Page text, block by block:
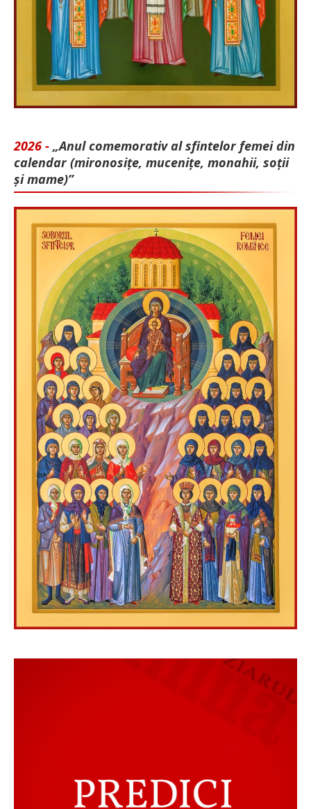
2026 - „Anul comemorativ al sfintelor femei din
calendar (mironosițe, mu­cenițe, monahii, soții
și mame)”